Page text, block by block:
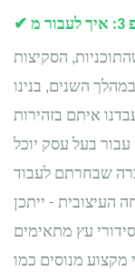
✔ מ
הסקיצות
השנים, בנינו
איתם בזהירות
בעל עסק יוכל
שבחרתם לעבוד
העיצובית - ייתכן
עץ מתאימים
מנוסים כמו